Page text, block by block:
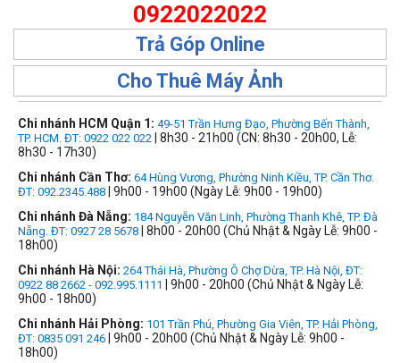
0922022022
Trả Góp Online
Cho Thuê Máy Ảnh
Chi nhánh HCM Quận 1: 49-51 Trần Hưng Đạo, Phường Bến Thành,
TP. HCM. ĐT: 0922 022 022 | 8h30 - 21h00 (CN: 8h30 - 20h00, Lễ:
8h30 - 17h30)
Chi nhánh Cần Thơ: 64 Hùng Vương, Phường Ninh Kiều, TP. Cần Thơ.
ĐT: 092.2345.488 | 9h00 - 19h00 (Ngày Lễ: 9h00 - 19h00)
Chi nhánh Đà Nẵng: 184 Nguyễn Văn Linh, Phường Thanh Khê, TP. Đà
Nẵng. ĐT: 0927 28 5678 | 8h00 - 20h00 (Chủ Nhật & Ngày Lễ: 9h00 -
18h00)
Chi nhánh Hà Nội: 264 Thái Hà, Phường Ô Chợ Dừa, TP. Hà Nội, ĐT:
0922 88 2662 - 092.995.1111
| 9h00 - 20h00 (Chủ Nhật & Ngày Lễ:
9h00 - 18h00)
Chi nhánh Hải Phòng: 101 Trần Phú, Phường Gia Viên, TP. Hải Phòng,
ĐT: 0835 091 246 | 9h00 - 20h00 (Chủ Nhật & Ngày Lễ: 9h00 -
18h00)